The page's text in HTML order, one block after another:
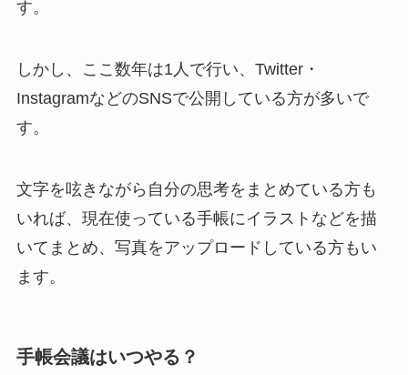
す。
しかし、ここ数年は1人で行い、Twitter・
InstagramなどのSNSで公開している方が多いで
す。
文字を呟きながら自分の思考をまとめている方も
いれば、現在使っている手帳にイラストなどを描
いてまとめ、写真をアップロードしている方もい
ます。
手帳会議はいつやる？